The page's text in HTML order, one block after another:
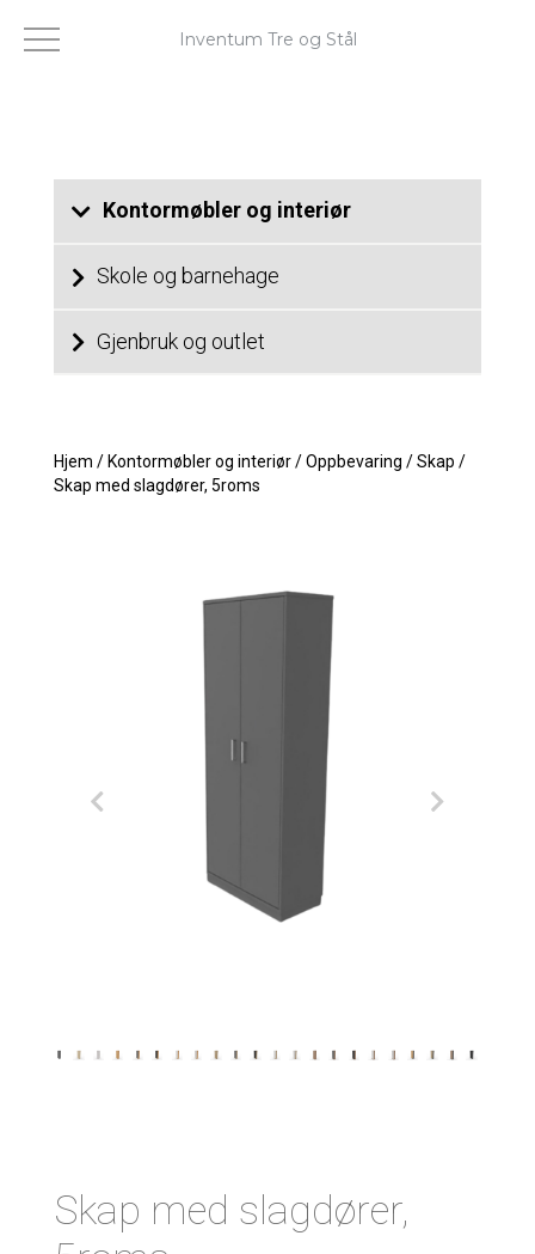
Kontormøbler og interiør
Skole og barnehage
Gjenbruk og outlet
Hjem / Kontormøbler og interiør / Oppbevaring / Skap /
Skap med slagdører, 5roms
Skap med slagdører,
Inventum Tre og Stål